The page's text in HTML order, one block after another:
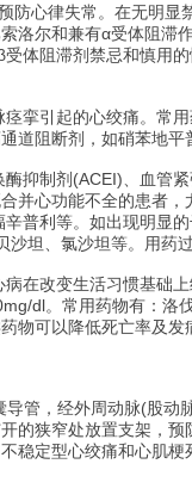
心律失常。在无明显
洛尔和兼有α受体阻滞
体阻滞剂禁忌和慎用
引起的心绞痛。常用
道阻断剂，如硝苯地平
制剂(ACEI)、血管紧
并心功能不全的患者，
普利等。如出现明显
坦、氯沙坦等。用药
改变生活习惯基础上
dl。常用药物有：洛
物可以降低死亡率及发
管，经外周动脉(股动
的狭窄处放置支架，预
稳定型心绞痛和心肌